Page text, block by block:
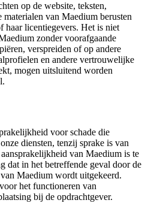
op de website, teksten,
van Maedium berusten
licentiegevers. Het is niet
zonder voorafgaande
verspreiden of op andere
en andere vertrouwelijke
mogen uitsluitend worden
voor schade die
diensten, tenzij sprake is van
van Maedium is te
dat in het betreffende geval door de
Maedium wordt uitgekeerd.
het functioneren van
bij de opdrachtgever.